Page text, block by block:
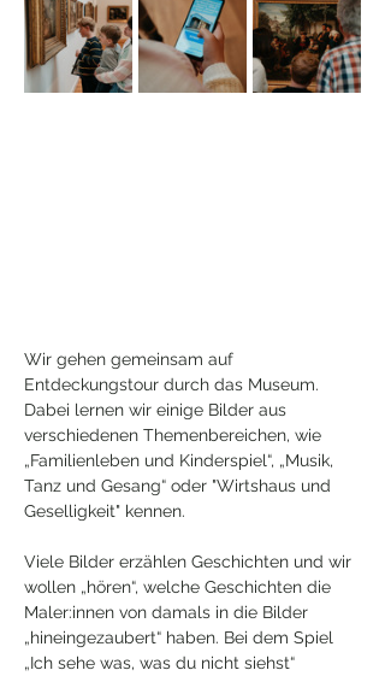
Wir gehen gemeinsam auf
Entdeckungstour durch das Museum.
Dabei lernen wir einige Bilder aus
verschiedenen Themenbereichen, wie
„Familienleben und Kinderspiel“, „Musik,
Tanz und Gesang“ oder "Wirtshaus und
Geselligkeit" kennen.
Viele Bilder erzählen Geschichten und wir
wollen „hören“, welche Geschichten die
Maler:innen von damals in die Bilder
„hineingezaubert“ haben. Bei dem Spiel
„Ich sehe was, was du nicht siehst“